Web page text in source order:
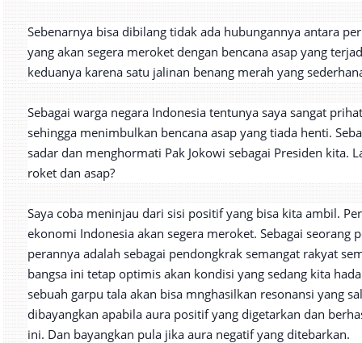
Sebenarnya bisa dibilang tidak ada hubungannya antara
yang akan segera meroket dengan bencana asap yang
keduanya karena satu jalinan benang merah yang
Sebagai warga negara Indonesia tentunya saya sangat
sehingga menimbulkan bencana asap yang tiada henti.
sadar dan menghormati Pak Jokowi sebagai Presiden kita.
roket dan asap?
Saya coba meninjau dari sisi positif yang bisa kita ambil.
ekonomi Indonesia akan segera meroket. Sebagai seorang
perannya adalah sebagai pendongkrak semangat rakyat
bangsa ini tetap optimis akan kondisi yang sedang kita
sebuah garpu tala akan bisa mnghasilkan resonansi yang
dibayangkan apabila aura positif yang digetarkan dan
ini. Dan bayangkan pula jika aura negatif yang ditebarkan.